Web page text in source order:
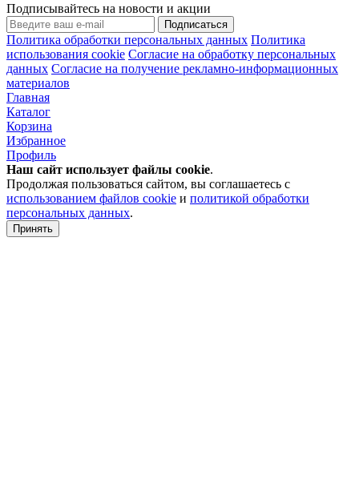
Подписывайтесь на новости и акции
Подписаться
Политика обработки персональных данных Политика
использования cookie Согласие на обработку персональных
данных Согласие на получение рекламно-информационных
материалов
Главная
Каталог
Корзина
Избранное
Профиль
Наш сайт использует файлы cookie.
Продолжая пользоваться сайтом, вы соглашаетесь с
использованием файлов cookie и политикой обработки
персональных данных.
Принять